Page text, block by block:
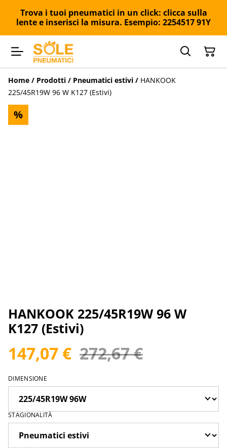
Trova i tuoi pneumatici in un click: clicca sulla
lente e inserisci la misura. Esempio: 2254517 91Y
Home / Prodotti / Pneumatici estivi / HANKOOK
225/45R19W 96 W K127 (Estivi)
%
HANKOOK 225/45R19W 96 W
K127 (Estivi)
147,07 € 272,67 €
DIMENSIONE
STAGIONALITÀ